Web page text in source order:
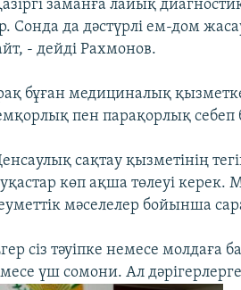
заманға лайық
Сонда да дәстүрлі ем-дом
- дейді Рахмонов.
бұған медициналық
пен парақорлық себеп
сақтау қызметінің
көп ақша төлеуі керек.
мәселелер бойынша
сіз тәуіпке немесе молдаға
үш сомони. Ал